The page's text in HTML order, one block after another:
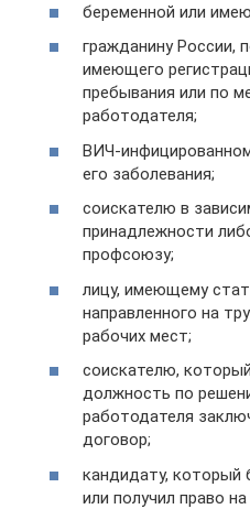
беременной или
гражданину России,
имеющего
пребывания или по
работодателя;
ВИЧ-
его заболевания;
соискателю в
принадлежности
профсоюзу;
лицу, имеющему
направленного на
рабочих мест;
соискателю,
должность по
работодателя
договор;
кандидату, который
или получил право